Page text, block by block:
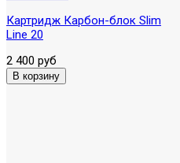
Картридж Карбон-блок Slim
Line 20
2 400 руб